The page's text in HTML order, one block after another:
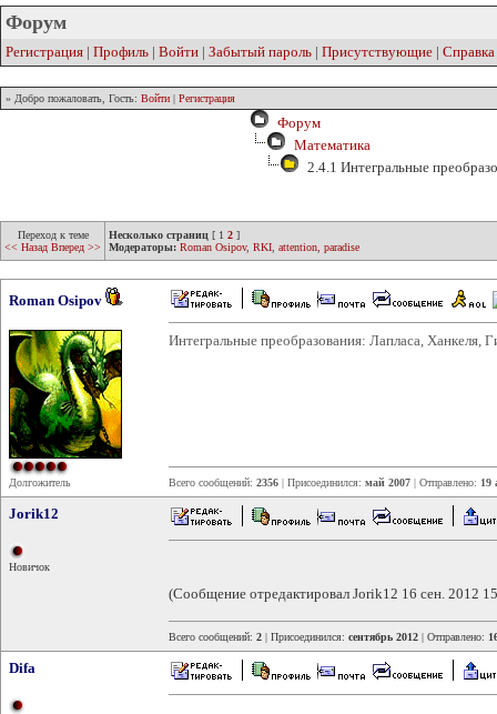
Форум
Регистрация | Профиль | Войти | Забытый пароль | Присутствующие | Справка
» Добро пожаловать, Гость: Войти | Регистрация
Форум
Математика
2.4.1 Интегральные
Переход к теме
<< Назад Вперед >>
Несколько страниц [ 1 2 ]
Модераторы: Roman Osipov, RKI attention paradise
Roman Osipov
Долгожитель
Интегральные преобразования: Лапласа, Ханкеля,
Всего сообщений: 2356 | Присоединился: май 2007 | Отправлено: 19
Jorik12
Новичок
(Сообщение отредактировал Jorik12 16 сен. 2012
Всего сообщений: 2 | Присоединился: сентябрь 2012 | Отправлено:
Difa